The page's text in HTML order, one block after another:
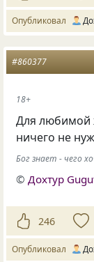
Опубликовал
#860377
18+
Для любимой
ничего не
Бог знает - чего
©Дохтур
246
Опубликовал